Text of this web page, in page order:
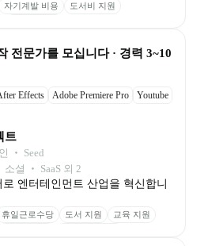
자기계발 비용
도서비 지원
전문가를 모십니다 · 경력 3~10
Effects Adobe Premiere Pro
Youtube
트
인 ‧ Seed
셜 ‧ SaaS 외 2
엔터테인먼트 산업을 혁신합니
휴일근로수당 도서 지원
교육 지원